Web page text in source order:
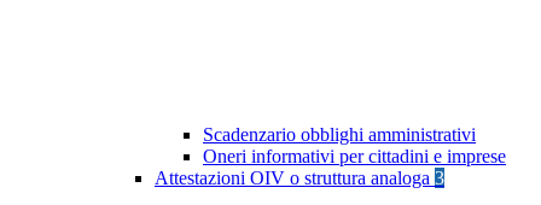
Scadenzario obblighi amministrativi
Oneri informativi per cittadini e imprese
Attestazioni OIV o struttura analoga 3